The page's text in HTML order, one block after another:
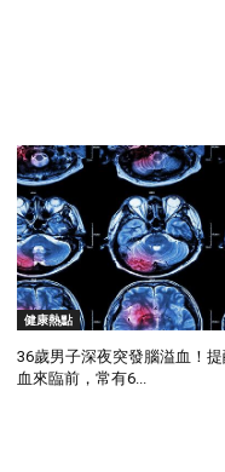
健康熱點
36歲男子深夜突發腦溢血！
血來臨前，常有6...